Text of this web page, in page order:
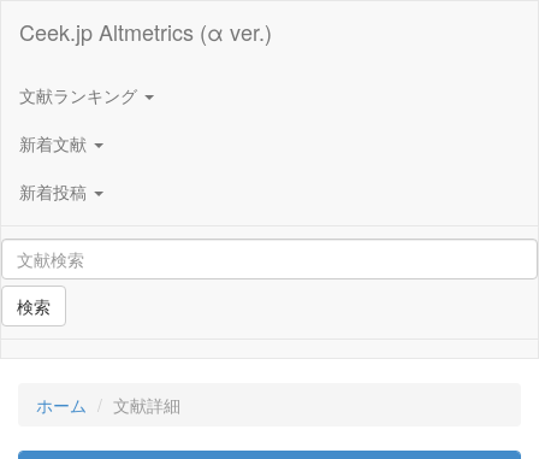
Ceek.jp Altmetrics (α ver.)
文献ランキング
新着文献
新着投稿
検索
ホーム 文献詳細